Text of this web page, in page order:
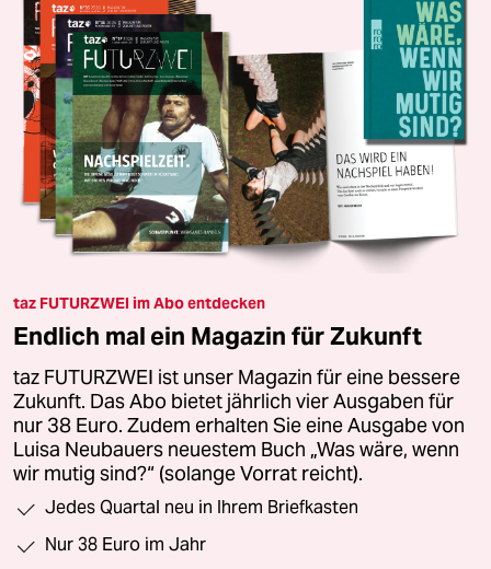
taz FUTURZWEI im Abo entdecken
Endlich mal ein Magazin für Zukunft
taz FUTURZWEI ist unser Magazin für eine bessere
Zukunft. Das Abo bietet jährlich vier Ausgaben für
nur 38 Euro. Zudem erhalten Sie eine Ausgabe von
Luisa Neubauers neuestem Buch „Was wäre, wenn
wir mutig sind?“ (solange Vorrat reicht).
Jedes Quartal neu in Ihrem Briefkasten
Nur 38 Euro im Jahr